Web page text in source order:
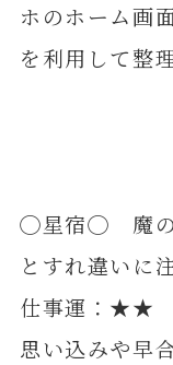
ホのホーム画
を利用して整理
◯星宿◯ 魔の
とすれ違いに
仕事運：★★
思い込みや早